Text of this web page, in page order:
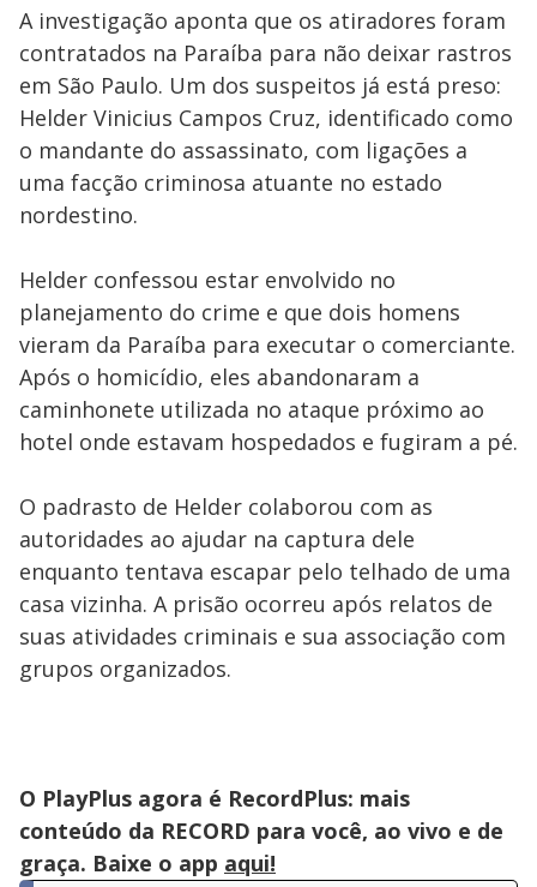
A investigação aponta que os atiradores foram
contratados na Paraíba para não deixar rastros
em São Paulo. Um dos suspeitos já está preso:
Helder Vinicius Campos Cruz, identificado como
o mandante do assassinato, com ligações a
uma facção criminosa atuante no estado
nordestino.
Helder confessou estar envolvido no
planejamento do crime e que dois homens
vieram da Paraíba para executar o comerciante.
Após o homicídio, eles abandonaram a
caminhonete utilizada no ataque próximo ao
hotel onde estavam hospedados e fugiram a pé.
O padrasto de Helder colaborou com as
autoridades ao ajudar na captura dele
enquanto tentava escapar pelo telhado de uma
casa vizinha. A prisão ocorreu após relatos de
suas atividades criminais e sua associação com
grupos organizados.
O PlayPlus agora é RecordPlus: mais
conteúdo da RECORD para você, ao vivo e de
graça. Baixe o app aqui!